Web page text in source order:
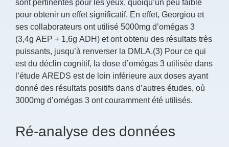
pour obtenir un effet significatif. En effet, Georgiou et
ses collaborateurs ont utilisé 5000mg d’omégas 3
(3,4g AEP + 1,6g ADH) et ont obtenu des résultats très
puissants, jusqu’à renverser la DMLA.(3) Pour ce qui
est du déclin cognitif, la dose d’omégas 3 utilisée dans
l’étude AREDS est de loin inférieure aux doses ayant
donné des résultats positifs dans d’autres études, où
3000mg d’omégas 3 ont couramment été utilisés.
Ré-analyse des données